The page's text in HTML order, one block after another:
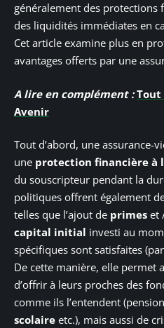
généralement des protections
des liquidités immédiates en
Cet article examine plus en
avantages offerts par une
A lire en complément : Tout
Avenir
Tout d’abord, une assurance-
une protection financière à
du souscripteur pendant la
politiques offrent également
telles que l’ajout de primes et
capital initial investi au
spécifiques sont satisfaites
De cette manière, elle permet
d’offrir à leurs proches des
comme ils l’entendent
scolaire etc.), mais aussi de